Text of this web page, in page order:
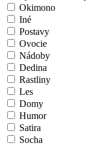
Okimono
Iné
Postavy
Ovocie
Nádoby
Dedina
Rastliny
Les
Domy
Humor
Satira
Socha